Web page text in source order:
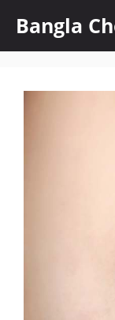
content
Bangla